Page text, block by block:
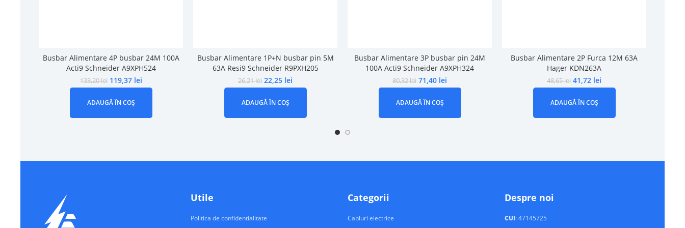
Busbar Alimentare 4P busbar 24M 100A
Acti9 Schneider A9XPH524
133,20lei 119,37 lei
ADAUGĂ ÎN COȘ
Busbar Alimentare 1P+N busbar pin 5M
63A Resi9 Schneider R9PXH205
26,21lei 22,25 lei
ADAUGĂ ÎN COȘ
Busbar Alimentare 3P busbar pin 24M
100A Acti9 Schneider A9XPH324
80,32lei 71,40 lei
ADAUGĂ ÎN COȘ
Busbar Alimentare 2P Furca 12M 63A
Hager KDN263A
48,65lei 41,72 lei
ADAUGĂ ÎN COȘ
Utile
Politica de confidentialitate
Categorii
Cabluri electrice
Despre noi
CUI: 47145725